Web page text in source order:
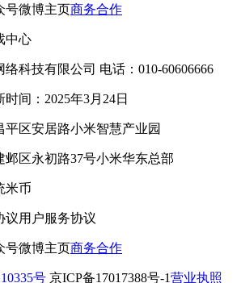
号微博主页商务合作
中心
科技有限公司 电话：010-60606666
时间：2025年3月24日
区安居路小米智慧产业园
区永初路37号小米华东总部
米币
议用户服务协议
号微博主页商务合作
号 京ICP备17017388号-1营业执照